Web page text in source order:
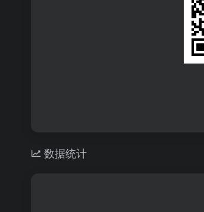
数据统计